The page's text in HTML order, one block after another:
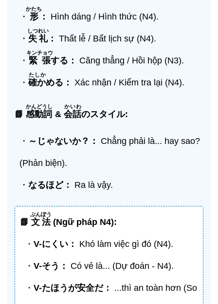
・ 形
かたち
： Hình dáng / Hình thức (N4).
・ 失礼
しつれい
： Thất lễ / Bất lịch sự (N4).
・ 緊張
キンチョウ
する： Căng thẳng / Hồi hộp (N3).
・確か
たしか
める： Xác nhận / Kiểm tra lại (N4).
📘 感動詞
かんどうし
& 会話
かいわ
のスタイル:
・ ～じゃないか？： Chẳng phải là... hay sao?
(Phản biện).
・ なるほど： Ra là vậy.
📘 文法
ぶんぽう
(Ngữ pháp N4):
・ V-にくい ： Khó làm việc gì đó (N4).
・ V-そう ： Có vẻ là... (Dự đoán - N4).
・ V-たほうが安全だ： ...thì an toàn hơn (So